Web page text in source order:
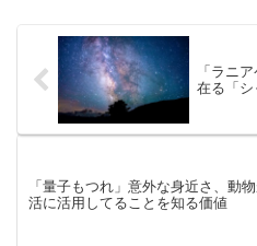
「ラニ
在る「
「量子もつれ」意外な身近さ、動
活に活用してることを知る価値